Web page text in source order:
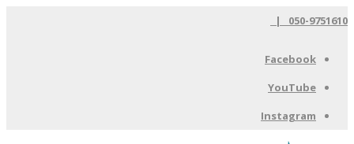
050-
Facebook
YouTube
Instagram